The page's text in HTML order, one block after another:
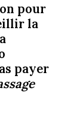
pour
la
payer